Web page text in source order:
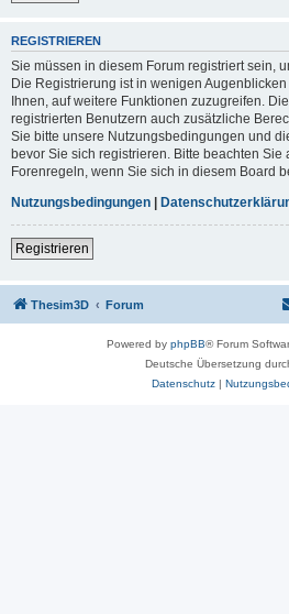
REGISTRIEREN
Sie müssen in diesem Forum registriert sein,
Die Registrierung ist in wenigen
Ihnen, auf weitere Funktionen zuzugreifen.
registrierten Benutzern auch zusätzliche
Sie bitte unsere Nutzungsbedingungen und
bevor Sie sich registrieren. Bitte beachten Sie
Forenregeln, wenn Sie sich in diesem Board
Nutzungsbedingungen
Registrieren
Thesim3D Forum
Powered by phpBB® Forum
Deutsche Übersetzung
Datenschutz|